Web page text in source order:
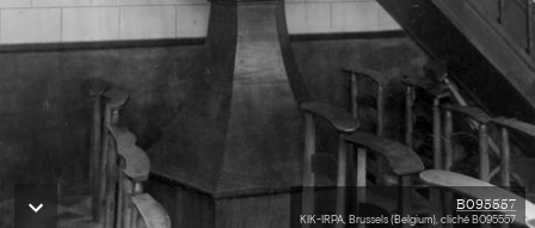
B095557
KIK-IRPA, Brussels (Belgium), cliché B095557